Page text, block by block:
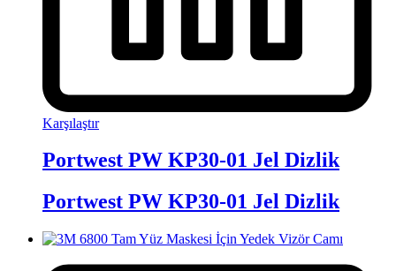
Karşılaştır
Portwest PW KP30-01 Jel Dizlik
Portwest PW KP30-01 Jel Dizlik